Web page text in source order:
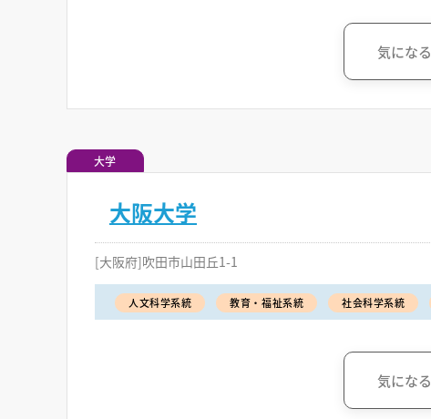
気になる
大学
大阪大学
[大阪府]吹田市山田丘1-1
人文科学系統 教育・福祉系統 社会科学系統
気になる